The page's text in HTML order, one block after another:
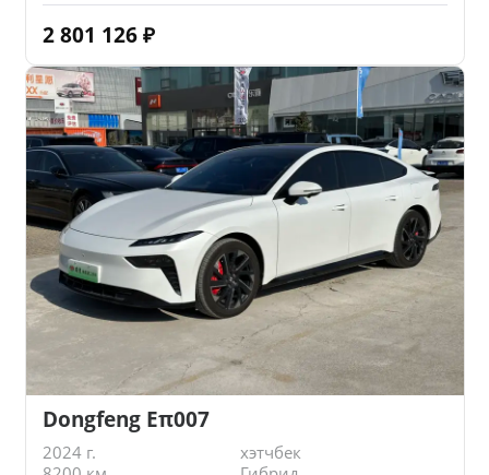
2 801 126 ₽
Dongfeng Eπ007
2024 г.
хэтчбек